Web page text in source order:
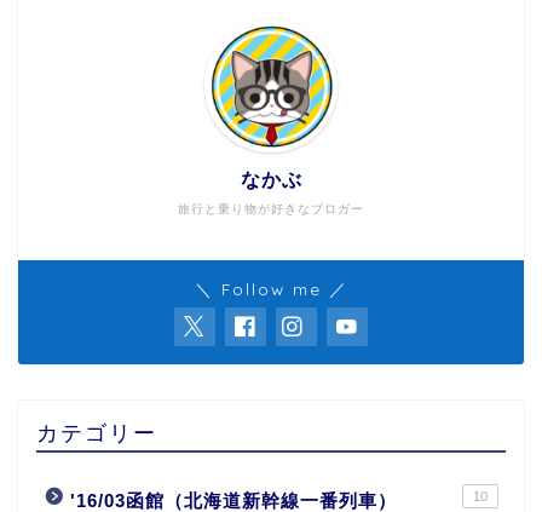
旅行と乗り物が好きなブロガー
なかぶ
＼ Follow me ／
カテゴリー
'16/03函館（北海道新幹線一番列車） 10